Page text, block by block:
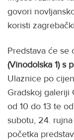
govori
koristi
Predstava će se
(Vinodolska 1) s
Ulaznice po
Gradskoj galeriji
od 10 do 13 te
subotu, 24.
početka